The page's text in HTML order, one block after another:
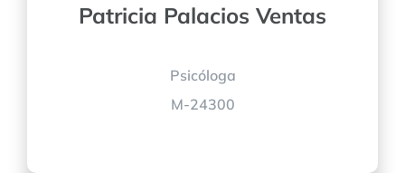
Patricia Palacios Ventas
Psicóloga
M-24300